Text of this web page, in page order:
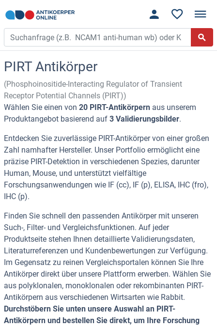
PIRT Antikörper
(Phosphoinositide-Interacting Regulator of Transient
Receptor Potential Channels (PIRT))
Wählen Sie einen von 20 PIRT-Antikörpern aus unserem
Produktangebot basierend auf 3 Validierungsbilder.
Entdecken Sie zuverlässige PIRT-Antikörper von einer großen
Zahl namhafter Hersteller. Unser Portfolio ermöglicht eine
präzise PIRT-Detektion in verschiedenen Spezies, darunter
Human, Mouse, und unterstützt vielfältige
Forschungsanwendungen wie IF (cc), IF (p), ELISA, IHC (fro),
IHC (p).
Finden Sie schnell den passenden Antikörper mit unseren
Such-, Filter- und Vergleichsfunktionen. Auf jeder
Produktseite stehen Ihnen detaillierte Validierungsdaten,
Literaturreferenzen und Kundenbewertungen zur Verfügung.
Im Gegensatz zu reinen Vergleichsportalen können Sie Ihre
Antikörper direkt über unsere Plattform erwerben. Wählen Sie
aus polyklonalen, monoklonalen oder rekombinanten PIRT-
Antikörpern aus verschiedenen Wirtsarten wie Rabbit.
Durchstöbern Sie unten unsere Auswahl an PIRT-
Antikörpern und bestellen Sie direkt, um Ihre Forschung